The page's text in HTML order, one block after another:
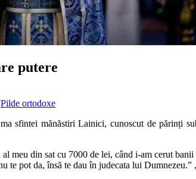
putere
Pilde ortodoxe
sfintei mănăstiri Lainici, cunoscut de părinți
meu din sat cu 7000 de lei, când i-am cerut
te pot da, însă te dau în judecata lui